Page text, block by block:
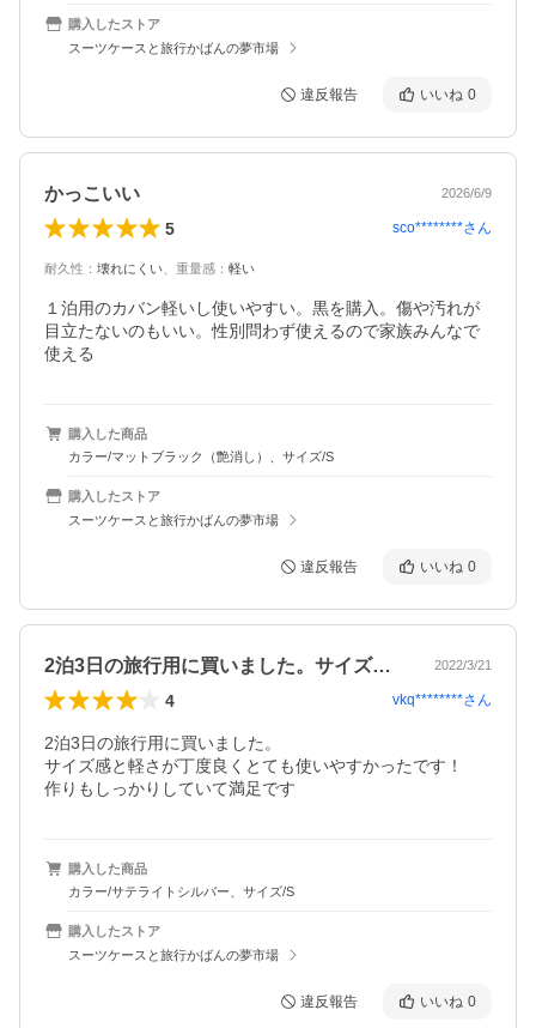
購入したストア
スーツケースと旅行かばんの夢市場
違反報告 いいね 0
かっこいい 2026/6/9
5 sco********さん
耐久性 ： 壊れにくい 重量感 ： 軽い
１泊用のカバン軽いし使いやすい。黒を購入。傷や汚れが
目立たないのもいい。性別問わず使えるので家族みんなで
使える
購入した商品
カラー/マットブラック（艶消し）、サイズ/S
購入したストア
スーツケースと旅行かばんの夢市場
違反報告 いいね 0
2泊3日の旅行用に買いました。サイズ感… 2022/3/21
4 vkq********さん
2泊3日の旅行用に買いました。
サイズ感と軽さが丁度良くとても使いやすかったです！
購入した商品
カラー/サテライトシルバー、サイズ/S
購入したストア
スーツケースと旅行かばんの夢市場
違反報告 いいね 0